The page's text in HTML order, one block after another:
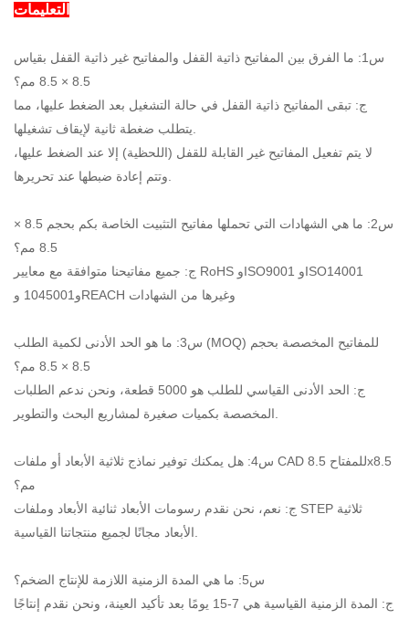
التعليمات
س1: ما الفرق بين المفاتيح ذاتية القفل والمفاتيح غير ذاتية القفل بقياس
8.5 × 8.5 مم؟
ج: تبقى المفاتيح ذاتية القفل في حالة التشغيل بعد الضغط عليها، مما
يتطلب ضغطة ثانية لإيقاف تشغيلها.
لا يتم تفعيل المفاتيح غير القابلة للقفل (اللحظية) إلا عند الضغط عليها،
وتتم إعادة ضبطها عند تحريرها.
س2: ما هي الشهادات التي تحملها مفاتيح التثبيت الخاصة بكم بحجم 8.5 ×
8.5 مم؟
ج: جميع مفاتيحنا متوافقة مع معايير RoHS وISO9001 وISO14001
و1045001 وREACH وغيرها من الشهادات
س3: ما هو الحد الأدنى لكمية الطلب (MOQ) للمفاتيح المخصصة بحجم
8.5 × 8.5 مم؟
ج: الحد الأدنى القياسي للطلب هو 5000 قطعة، ونحن ندعم الطلبات
المخصصة بكميات صغيرة لمشاريع البحث والتطوير.
س4: هل يمكنك توفير نماذج ثلاثية الأبعاد أو ملفات CAD للمفتاح 8.5x8.5
مم؟
ج: نعم، نحن نقدم رسومات الأبعاد ثنائية الأبعاد وملفات STEP ثلاثية
الأبعاد مجانًا لجميع منتجاتنا القياسية.
س5: ما هي المدة الزمنية اللازمة للإنتاج الضخم؟
ج: المدة الزمنية القياسية هي 7-15 يومًا بعد تأكيد العينة، ونحن نقدم إنتاجًا